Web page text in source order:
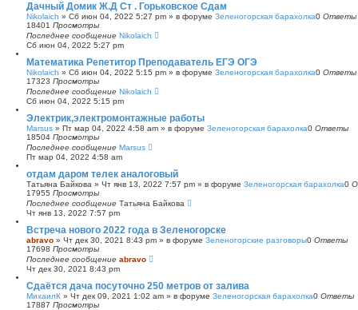
Дачный Домик Ж.Д Ст . Горьковское Сдам
Nikolaich » Сб июн 04, 2022 5:27 pm » в форуме Зеленогорская барахолка0 Ответы
18401 Просмотры
Последнее сообщение Nikolaich
Сб июн 04, 2022 5:27 pm
Математика Репетитор Преподаватель ЕГЭ ОГЭ
Nikolaich » Сб июн 04, 2022 5:15 pm » в форуме Зеленогорская барахолка0 Ответы
17323 Просмотры
Последнее сообщение Nikolaich
Сб июн 04, 2022 5:15 pm
Электрик,электромонтажные работы
Marsus » Пт мар 04, 2022 4:58 am » в форуме Зеленогорская барахолка0 Ответы
18504 Просмотры
Последнее сообщение Marsus
Пт мар 04, 2022 4:58 am
отдам даром телек аналоговый
Татьяна Байкова » Чт янв 13, 2022 7:57 pm » в форуме Зеленогорская барахолка0
17955 Просмотры
Последнее сообщение Татьяна Байкова
Чт янв 13, 2022 7:57 pm
Встреча нового 2022 года в Зеленогорске
abravo » Чт дек 30, 2021 8:43 pm » в форуме Зеленогорские разговоры0 Ответы
17698 Просмотры
Последнее сообщение abravo
Чт дек 30, 2021 8:43 pm
Сдаётся дача посуточно 250 метров от залива
МихаилК » Чт дек 09, 2021 1:02 am » в форуме Зеленогорская барахолка0 Ответы
17887 Просмотры